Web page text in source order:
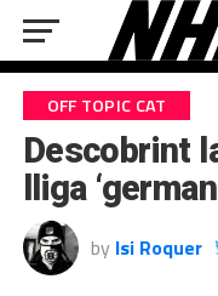
OFF TOPIC CAT
Descobrint
lliga
by Isi Roquer